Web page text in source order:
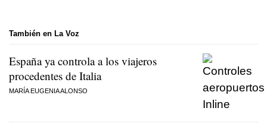
También en La Voz
España ya controla a los viajeros
procedentes de Italia
MARÍA EUGENIA ALONSO